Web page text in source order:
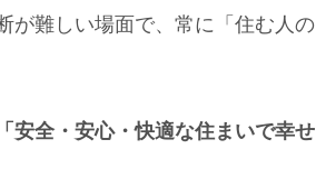
が難しい場面で、常に「住む人の
「安全・安心・快適な住まいで幸せ